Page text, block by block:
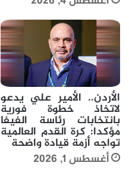
الأردن.. الأمير علي يدعو
لاتخاذ خطوة فورية
بانتخابات رئاسة الفيفا
مؤكدا: كرة القدم العالمية
تواجه أزمة قيادة واضحة
أغسطس 1, 2026